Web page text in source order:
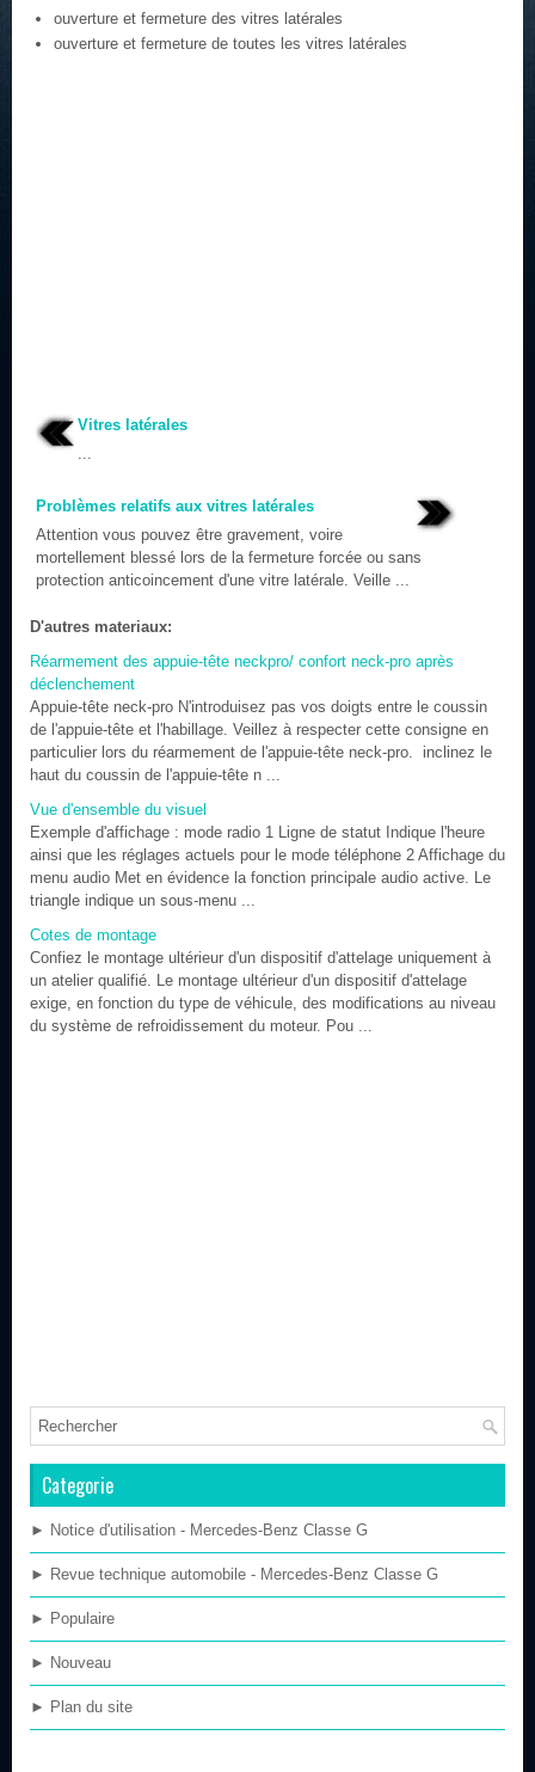
ouverture et fermeture des vitres latérales
ouverture et fermeture de toutes les vitres latérales
Vitres latérales
...
Problèmes relatifs aux vitres latérales
Attention vous pouvez être gravement, voire
mortellement blessé lors de la fermeture forcée ou sans
protection anticoincement d'une vitre latérale. Veille ...
D'autres materiaux:
Réarmement des appuie-tête neckpro/ confort neck-pro après
déclenchement
Appuie-tête neck-pro N'introduisez pas vos doigts entre le coussin
de l'appuie-tête et l'habillage. Veillez à respecter cette consigne en
particulier lors du réarmement de l'appuie-tête neck-pro. inclinez le
haut du coussin de l'appuie-tête n ...
Vue d'ensemble du visuel
Exemple d'affichage : mode radio 1 Ligne de statut Indique l'heure
ainsi que les réglages actuels pour le mode téléphone 2 Affichage du
menu audio Met en évidence la fonction principale audio active. Le
triangle indique un sous-menu ...
Cotes de montage
Confiez le montage ultérieur d'un dispositif d'attelage uniquement à
un atelier qualifié. Le montage ultérieur d'un dispositif d'attelage
exige, en fonction du type de véhicule, des modifications au niveau
du système de refroidissement du moteur. Pou ...
Categorie
► Notice d'utilisation - Mercedes-Benz Classe G
► Revue technique automobile - Mercedes-Benz Classe G
► Populaire
► Nouveau
► Plan du site